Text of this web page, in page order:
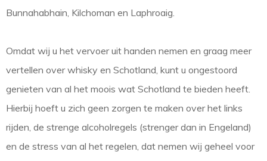
Bunnahabhain, Kilchoman en Laphroaig.
Omdat wij u het vervoer uit handen nemen en graag meer
vertellen over whisky en Schotland, kunt u ongestoord
genieten van al het moois wat Schotland te bieden heeft.
Hierbij hoeft u zich geen zorgen te maken over het links
rijden, de strenge alcoholregels (strenger dan in Engeland)
en de stress van al het regelen, dat nemen wij geheel voor